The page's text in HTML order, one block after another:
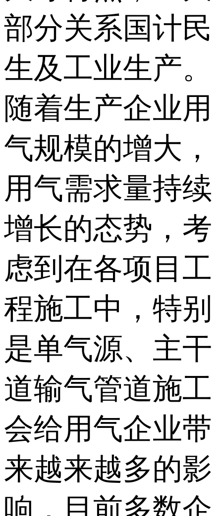
部分关系国计民
生及工业生产。
随着生产企业用
气规模的增大，
用气需求量持续
增长的态势，考
虑到在各项目工
程施工中，特别
是单气源、主干
道输气管道施工
会给用气企业带
来越来越多的影
响，目前多数企